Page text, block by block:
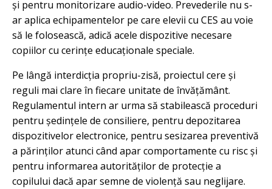
și pentru monitorizare audio-video. Prevederile nu s-
ar aplica echipamentelor pe care elevii cu CES au voie
să le folosească, adică acele dispozitive necesare
copiilor cu cerințe educaționale speciale.
Pe lângă interdicția propriu-zisă, proiectul cere și
reguli mai clare în fiecare unitate de învățământ.
Regulamentul intern ar urma să stabilească proceduri
pentru ședințele de consiliere, pentru depozitarea
dispozitivelor electronice, pentru sesizarea preventivă
a părinților atunci când apar comportamente cu risc și
pentru informarea autorităților de protecție a
copilului dacă apar semne de violență sau neglijare.